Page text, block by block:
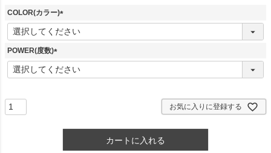
COLOR(カラー)
(
必
POWER(度数)
(
必
お気に入りに登録する
カートに入れる